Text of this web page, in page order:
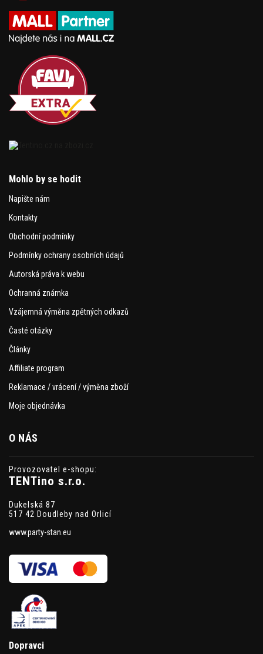
Mohlo by se hodit
Napište nám
Kontakty
Obchodní podmínky
Podmínky ochrany osobních údajů
Autorská práva k webu
Ochranná známka
Vzájemná výměna zpětných odkazů
Časté otázky
Články
Affiliate program
Reklamace / vrácení / výměna zboží
Moje objednávka
O NÁS
Provozovatel e-shopu:
TENTino s.r.o.
Dukelská 87
517 42 Doudleby nad Orlicí
www.party-stan.eu
Dopravci